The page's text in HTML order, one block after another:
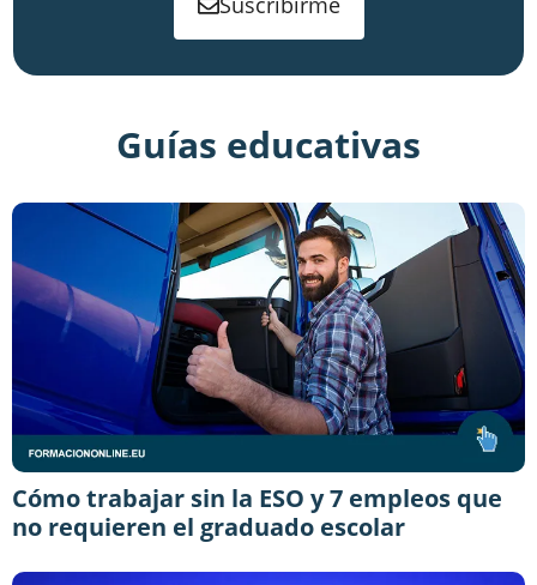
Guías educativas
Cómo trabajar sin la ESO y 7 empleos que
no requieren el graduado escolar